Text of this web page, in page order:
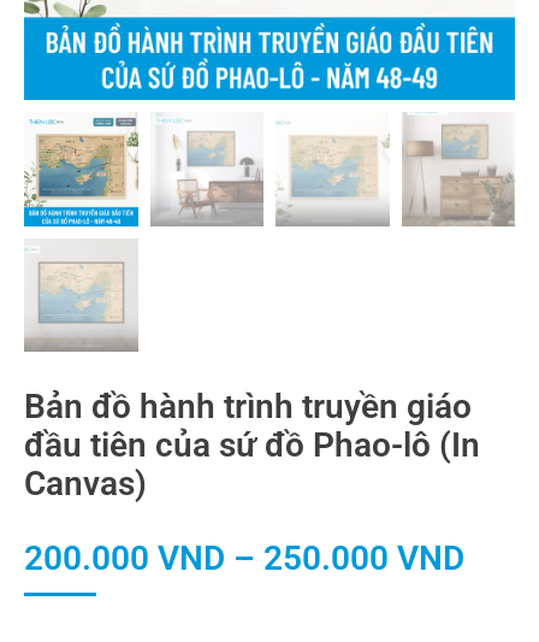
Bản đồ hành trình truyền giáo
đầu tiên của sứ đồ Phao-lô (In
Canvas)
200.000 VND – 250.000 VND